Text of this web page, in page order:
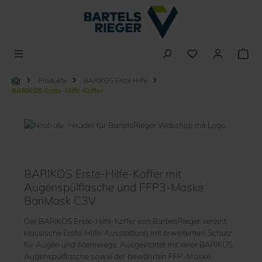
Produkte
BARIKOS Erste Hilfe
BARIKOS Erste-Hilfe-Koffer
Koffer
BARIKOS Erste-Hilfe-Koffer mit
Augenspülflasche und FFP3-Maske
BariMask C3V
Der BARIKOS Erste-Hilfe-Koffer von BartelsRieger vereint
klassische Erste-Hilfe-Ausstattung mit erweitertem Schutz
für Augen und Atemwege. Ausgestattet mit einer BARIKOS
Augenspülflasche sowie der bewährten FFP-Maske